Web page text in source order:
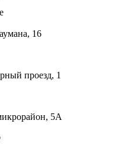
16
проезд, 1
5А